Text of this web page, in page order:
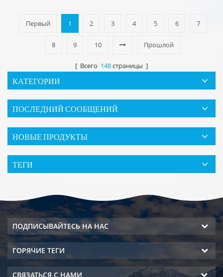
Первый 1 2 3 4 5 6 7
8 9 10 Прошлой
[ Всего 148страницы ]
КАТЕГОРИИ
ПОСЛЕДНИЙ СООБЩЕНИЙ
НОВЫЕ ПРОДУКТЫ
ТЕГИ
ПОДПИСЫВАЙТЕСЬ НА НАС
ГОРЯЧИЕ ТЕГИ
СВЯЗАТЬСЯ С НАМИ